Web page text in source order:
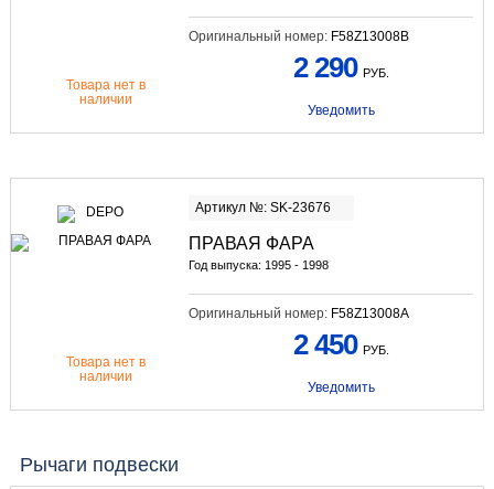
Оригинальный номер: F58Z13008B
Товара нет в
наличии
2 290 РУБ.
Уведомить
Артикул №: SK-23676
ПРАВАЯ ФАРА
Год выпуска: 1995 - 1998
Оригинальный номер: F58Z13008A
Товара нет в
наличии
2 450 РУБ.
Уведомить
Рычаги подвески